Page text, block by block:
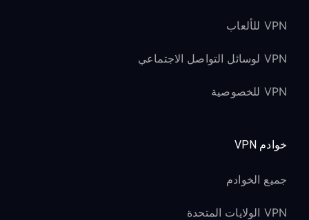
VPN للألعاب
VPN لوسائل التواصل الاجتماعي
VPN للخصوصية
خوادم VPN
جميع الخوادم
VPN الولايات المتحدة